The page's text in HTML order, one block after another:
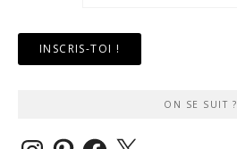
ON SE SUIT ?
InstagramPinterestFacebook
X